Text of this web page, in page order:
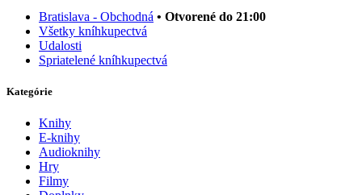
Bratislava - Obchodná • Otvorené do 21:00
Všetky kníhkupectvá
Udalosti
Spriatelené kníhkupectvá
Kategórie
Knihy
E-knihy
Audioknihy
Hry
Filmy